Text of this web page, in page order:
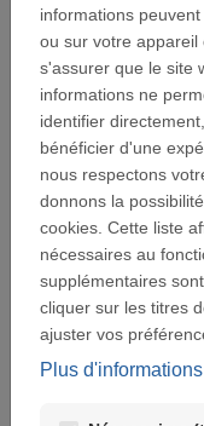
Si vous avez
Engagement
adresse email et
Mot de passe :
Mot de passe perdu ?
informations
ou sur votre
s'assurer que le site
informations ne
identifier
bénéficier d'une
nous respectons
donnons la
cookies. Cette liste
nécessaires au
supplémentaires
cliquer sur les titres
ajuster vos
Plus